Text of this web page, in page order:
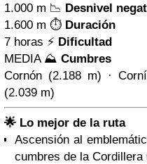
1.000 m 📉 Desnivel
1.600 m ⏱️ Duración
7 horas ⚡ Dificultad
MEDIA⛰️ Cumbres
Cornón (2.188 m) ·
(2.039 m)
🌟 Lo mejor de la ruta
Ascensión al
cumbres de la Cordillera